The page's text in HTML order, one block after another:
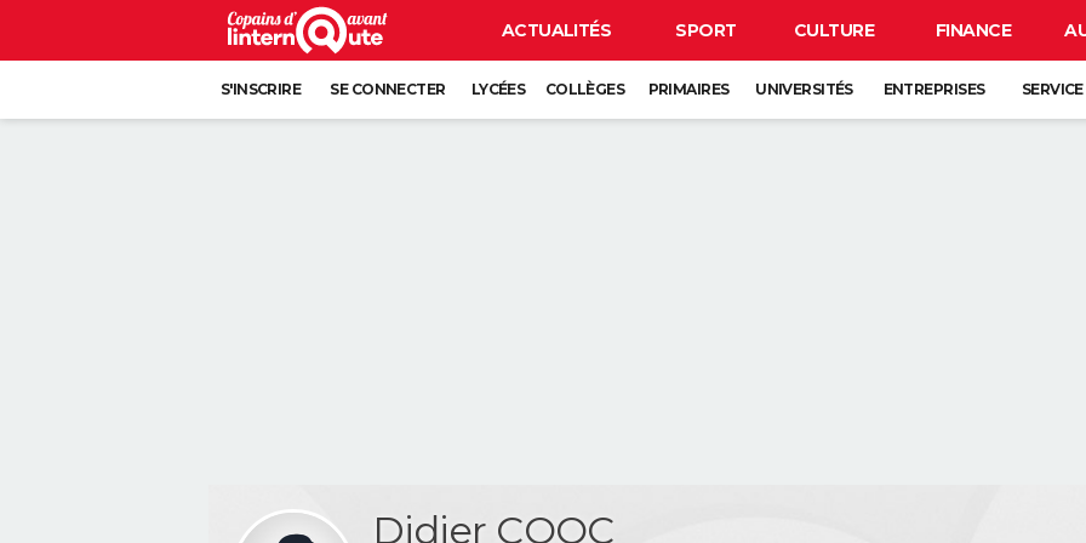
ACTUALITÉS SPORT CULTURE FINANCE
S'INSCRIRE SE CONNECTER LYCÉES COLLÈGES PRIMAIRES UNIVERSITÉS ENTREPRISES
Didier COOC